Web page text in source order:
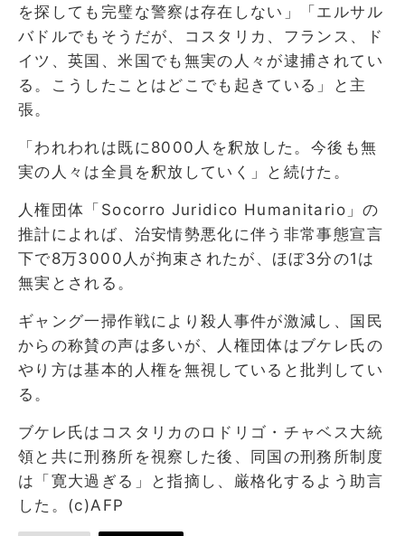
を探しても完璧な警察は存在しない」「エルサル
バドルでもそうだが、コスタリカ、フランス、ド
イツ、英国、米国でも無実の人々が逮捕されてい
る。こうしたことはどこでも起きている」と主
張。
「われわれは既に8000人を釈放した。今後も無
実の人々は全員を釈放していく」と続けた。
人権団体「Socorro Juridico Humanitario」の
推計によれば、治安情勢悪化に伴う非常事態宣言
下で8万3000人が拘束されたが、ほぼ3分の1は
無実とされる。
ギャング一掃作戦により殺人事件が激減し、国民
からの称賛の声は多いが、人権団体はブケレ氏の
やり方は基本的人権を無視していると批判してい
る。
ブケレ氏はコスタリカのロドリゴ・チャベス大統
領と共に刑務所を視察した後、同国の刑務所制度
は「寛大過ぎる」と指摘し、厳格化するよう助言
した。(c)AFP